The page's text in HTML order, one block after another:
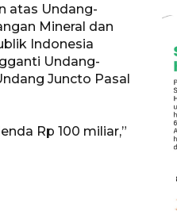
atas Undang-
Mineral dan
Indonesia
Undang-
Juncto Pasal
Rp 100 miliar,”